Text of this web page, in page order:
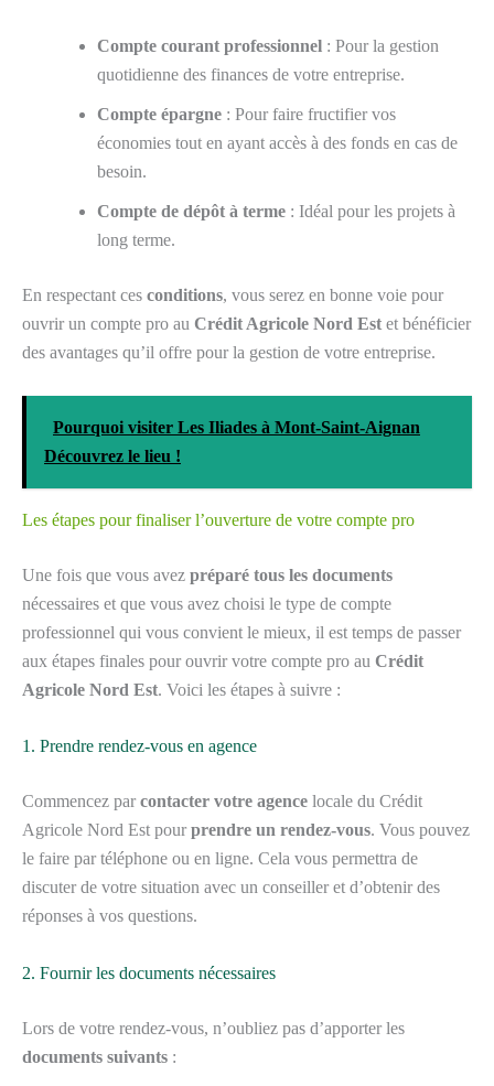
Compte courant professionnel : Pour la gestion
quotidienne des finances de votre entreprise.
Compte épargne : Pour faire fructifier vos
économies tout en ayant accès à des fonds en cas de
besoin.
Compte de dépôt à terme : Idéal pour les projets à
long terme.
En respectant ces conditions, vous serez en bonne voie pour
ouvrir un compte pro au Crédit Agricole Nord Est et bénéficier
des avantages qu’il offre pour la gestion de votre entreprise.
Pourquoi visiter Les Iliades à Mont-Saint-Aignan
Découvrez le lieu !
Les étapes pour finaliser l’ouverture de votre compte pro
Une fois que vous avez préparé tous les documents
nécessaires et que vous avez choisi le type de compte
professionnel qui vous convient le mieux, il est temps de passer
aux étapes finales pour ouvrir votre compte pro au Crédit
Agricole Nord Est. Voici les étapes à suivre :
1. Prendre rendez-vous en agence
Commencez par contacter votre agence locale du Crédit
Agricole Nord Est pour prendre un rendez-vous. Vous pouvez
le faire par téléphone ou en ligne. Cela vous permettra de
discuter de votre situation avec un conseiller et d’obtenir des
réponses à vos questions.
2. Fournir les documents nécessaires
Lors de votre rendez-vous, n’oubliez pas d’apporter les
documents suivants :